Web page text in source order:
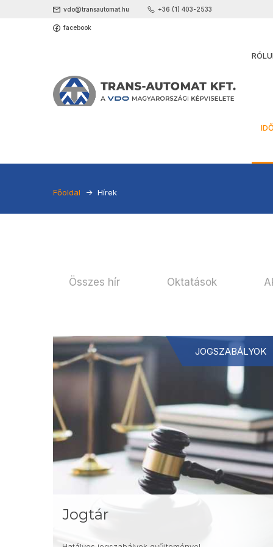
vdo@transautomat.hu +36 (1) 403-2533
facebook
Jogszabályok
Főoldal Hírek
Összes hír Oktatások
JOGSZABÁLYOK
Jogtár